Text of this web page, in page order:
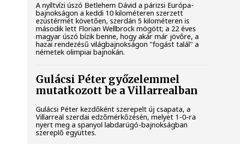
A nyíltvízi úszó Betlehem Dávid a párizsi Európa-
bajnokságon a keddi 10 kilométeren szerzett
ezüstérmét követően, szerdán 5 kilométeren is
második lett Florian Wellbrock mögött; a 22 éves
magyar úszó bízik benne, hogy akár már jövőre, a
hazai rendezésű világbajnokságon "fogást talál" a
németek olimpiai bajnokán.
Gulácsi Péter győzelemmel
mutatkozott be a Villarrealban
Gulácsi Péter kezdőként szerepelt új csapata, a
Villarreal szerdai edzőmérkőzésén, melyet 1-0-ra
nyert meg a spanyol labdarúgó-bajnokságban
szereplő együttes.